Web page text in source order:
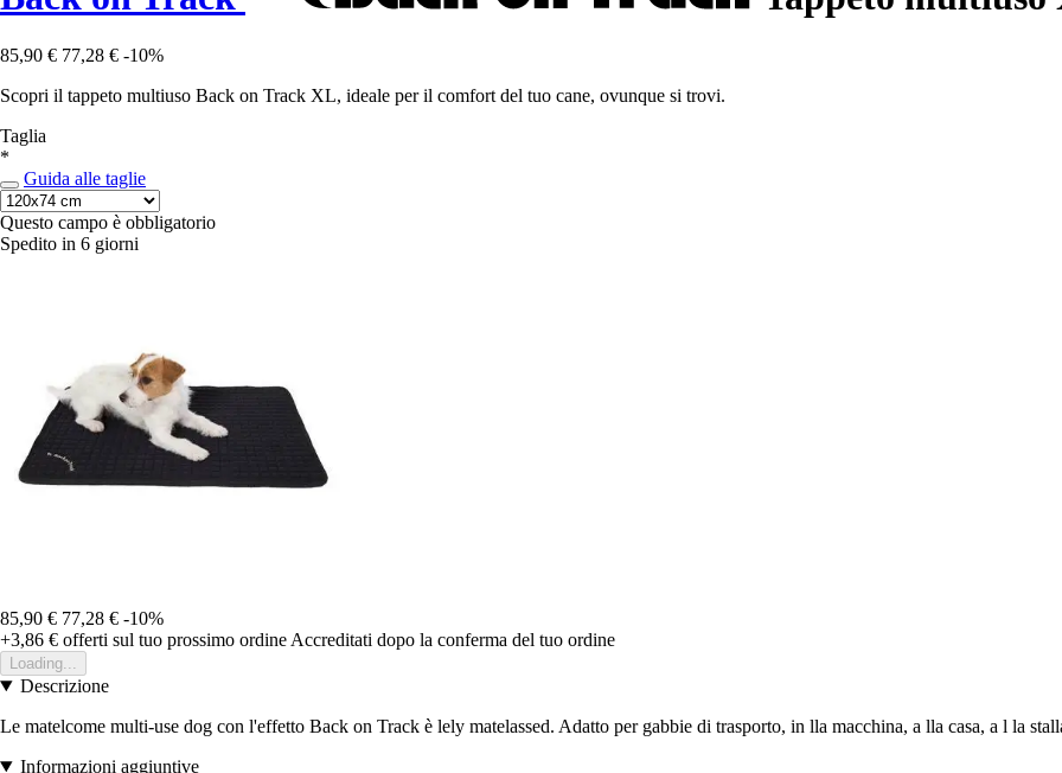
85,90 € 77,28 € -10%
Scopri il tappeto multiuso Back on Track XL, ideale per il comfort del tuo cane, ovunque si trovi.
Taglia
*
Guida alle taglie
Questo campo è obbligatorio
Spedito in 6 giorni
85,90 € 77,28 € -10%
+3,86 € offerti sul tuo prossimo ordine Accreditati dopo la conferma del tuo ordine
Loading...
Descrizione
Le matelcome multi-use dog con l'effetto Back on Track è lely matelassed. Adatto per gabbie di trasporto, in lla macchina, a lla casa, a l la
Informazioni aggiuntive